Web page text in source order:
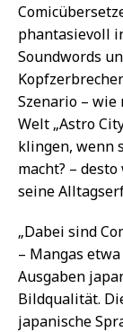
phantasievoll
Soundwords
Szenario – wie
Welt „Astro
klingen, wenn
macht? –
seine
„Dabei sind
– Mangas
Ausgaben
Bildqualität.
japanische